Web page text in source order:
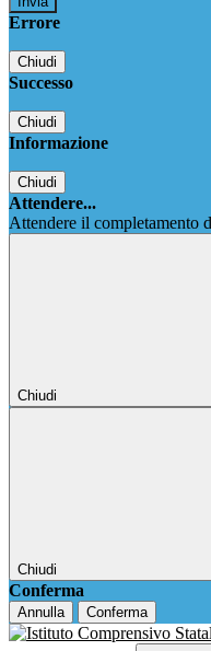
Errore
Chiudi
Successo
Chiudi
Informazione
Chiudi
Attendere...
Attendere il completamento
Chiudi
Chiudi
Conferma
Annulla Conferma